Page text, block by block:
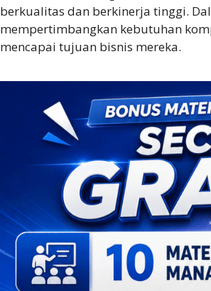
berkualitas dan berkinerja tinggi.
mempertimbangkan kebutuhan
mencapai tujuan bisnis mereka.